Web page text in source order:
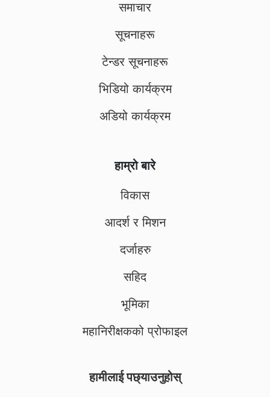
समाचार
सूचनाहरू
टेन्डर सूचनाहरू
भिडियो कार्यक्रम
अडियो कार्यक्रम
हाम्रो बारे
विकास
आदर्श र मिशन
दर्जाहरु
सहिद
भूमिका
महानिरीक्षकको प्रोफाइल
हामीलाई पछ्याउनुहोस्